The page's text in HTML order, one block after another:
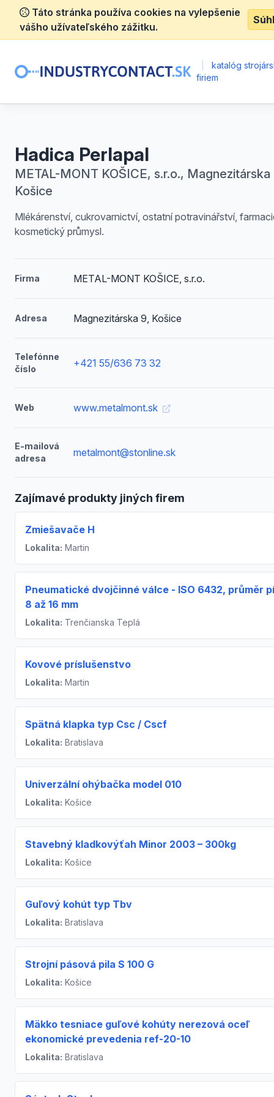
Táto stránka používa cookies na vylepšenie
vášho užívateľského zážitku.
katalóg
firiem
Hadica Perlapal
METAL-MONT KOŠICE, s.r.o., Magnezitárska
Košice
Mlékárenství, cukrovarnictví, ostatní potravinářství,
kosmetický průmysl.
Firma METAL-MONT KOŠICE, s.r.o.
Adresa Magnezitárska 9, Košice
Telefónne
číslo
+421 55/636 73 32
Web www.metalmont.sk
E-mailová
adresa
metalmont@stonline.sk
Zajímavé produkty jiných firem
Zmiešavače H
Lokalita: Martin
Pneumatické dvojčinné válce - ISO 6432, průměr
8 až 16 mm
Lokalita: Trenčianska Teplá
Kovové príslušenstvo
Lokalita: Martin
Spätná klapka typ Csc / Cscf
Lokalita: Bratislava
Univerzální ohýbačka model 010
Lokalita: Košice
Stavebný kladkovýťah Minor 2003 – 300kg
Lokalita: Košice
Guľový kohút typ Tbv
Lokalita: Bratislava
Strojní pásová pila S 100 G
Lokalita: Košice
Mäkko tesniace guľové kohúty nerezová oceľ
ekonomické prevedenia ref-20-10
Lokalita: Bratislava